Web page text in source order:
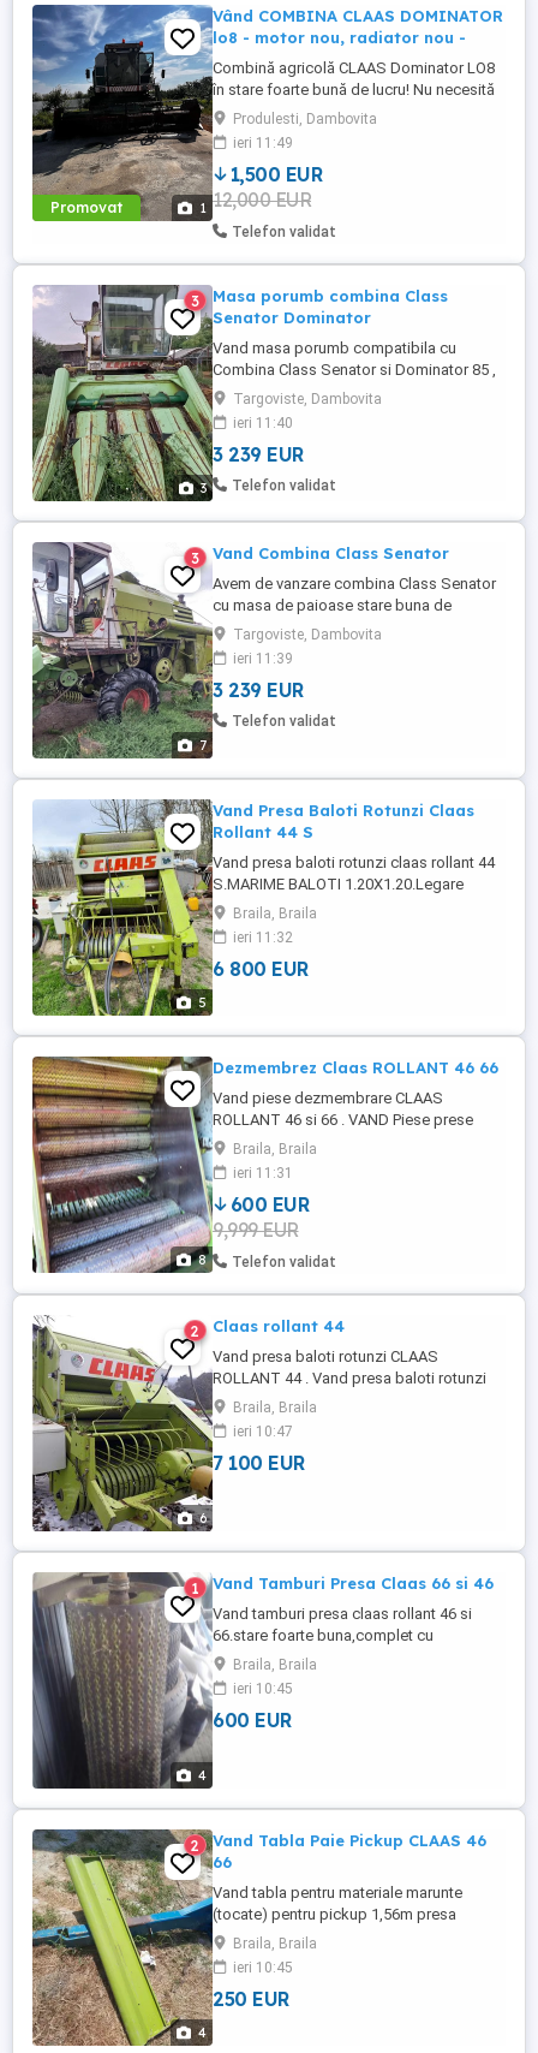
Promovat 1
Vând COMBINA CLAAS DOMINATOR
lo8 - motor nou, radiator nou -
Combină agricolă CLAAS Dominator LO8
în stare foarte bună de lucru! Nu necesită
investiții majore pornește și lucrează
imediat! CLAAS Dominator LO8 combină
robustă, fiabilă Heder cereale (seria
287968) Heder echipament porumb (seria
5512) Sistem complet funcțional de
treierat Întreținută ...
Produlesti, Dambovita
ieri 11:49
1,500 EUR
12,000 EUR
Telefon validat
3
3
Masa porumb combina Class
Senator Dominator
Vand masa porumb compatibila cu
Combina Class Senator si Dominator 85 ,
fără tocator Pentru detalii la telefon Este în
stare buna de funcționare
Targoviste, Dambovita
ieri 11:40
3 239 EUR
Telefon validat
7
3 Vand Combina Class Senator
Avem de vanzare combina Class Senator
cu masa de paioase stare buna de
functionare detalii la telefon pret 17000 lei
negociabil
Targoviste, Dambovita
ieri 11:39
3 239 EUR
Telefon validat
5
Vand Presa Baloti Rotunzi Claas
Rollant 44 S
Vand presa baloti rotunzi claas rollant 44
S.MARIME BALOTI 1.20X1.20.Legare
electrica pe ata.Gresare automata lanturi.
Stare foarte buna.A facut decat baloti de
fan.Import Franta din zona de munte.
Nefolosita in Romania .Import
Braila, Braila
ieri 11:32
6 800 EUR
8
Dezmembrez Claas ROLLANT 46 66
Vand piese dezmembrare CLAAS
ROLLANT 46 si 66 . VAND Piese prese
claas rollant 44,46,62,66 Din Dezmembrari:
pinion cu intinzator 60 euro pinion simplu
fi 30 80 euro pinion simplu 150 euro.
pinion dublu 200 euro tambur cu capace
600 euro Toate piesele sunt originale
Claas. DIVERSE ALTE PIESE. TEL . ...
Braila, Braila
ieri 11:31
600 EUR
9,999 EUR
Telefon validat
6
2 Claas rollant 44
Vand presa baloti rotunzi CLAAS
ROLLANT 44 . Vand presa baloti rotunzi
CLAAS ROLLANT 44 . Foarte putin
folosita..Marime baloti 1.20X1.20m. PICK-
UP 1.40M. Legator electric pe ata.Stare
foarte buna de functionare.Uzura
Braila, Braila
ieri 10:47
7 100 EUR
4
1 Vand Tamburi Presa Claas 66 si 46
Vand tamburi presa claas rollant 46 si
66.stare foarte buna,complet cu
capace.Pret FIX 3000 lei sau 600 euro. Nu
negociez!!! Tamburii se afla in JUD
BRAILA!!!Tel O73239O6OO
Braila, Braila
ieri 10:45
600 EUR
4
2
Vand Tabla Paie Pickup CLAAS 46
66
Vand tabla pentru materiale marunte
(tocate) pentru pickup 1,56m presa
CLAAS ROLLANT 46 SAU 66.Pret 250 Euro.
Pentru pickup 1,80m 350 euro.Tel
O722X829X732
Braila, Braila
ieri 10:45
250 EUR